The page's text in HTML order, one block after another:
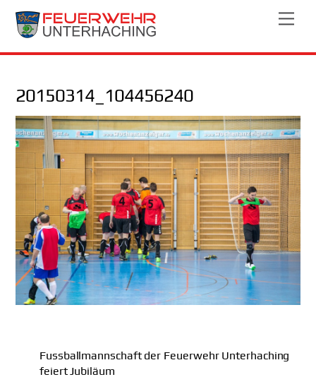
Skip
20150314_104456240
Fussballmannschaft der Feuerwehr Unterhaching
feiert Jubiläum